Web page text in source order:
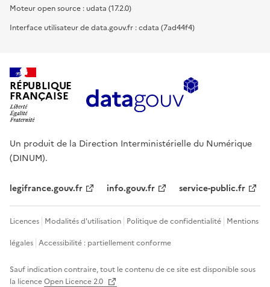
Moteur open source : udata (17.2.0)
Interface utilisateur de data.gouv.fr : cdata (7ad44f4)
RÉPUBLIQUE
FRANÇAISE
Un produit de la Direction Interministérielle du Numérique
(DINUM).
legifrance.gouv.fr info.gouv.fr service-public.fr
Licences Modalités d'utilisation Politique de confidentialité Mentions
légales Accessibilité : partiellement conforme
Sauf indication contraire, tout le contenu de ce site est disponible sous
la licenceOpen Licence 2.0